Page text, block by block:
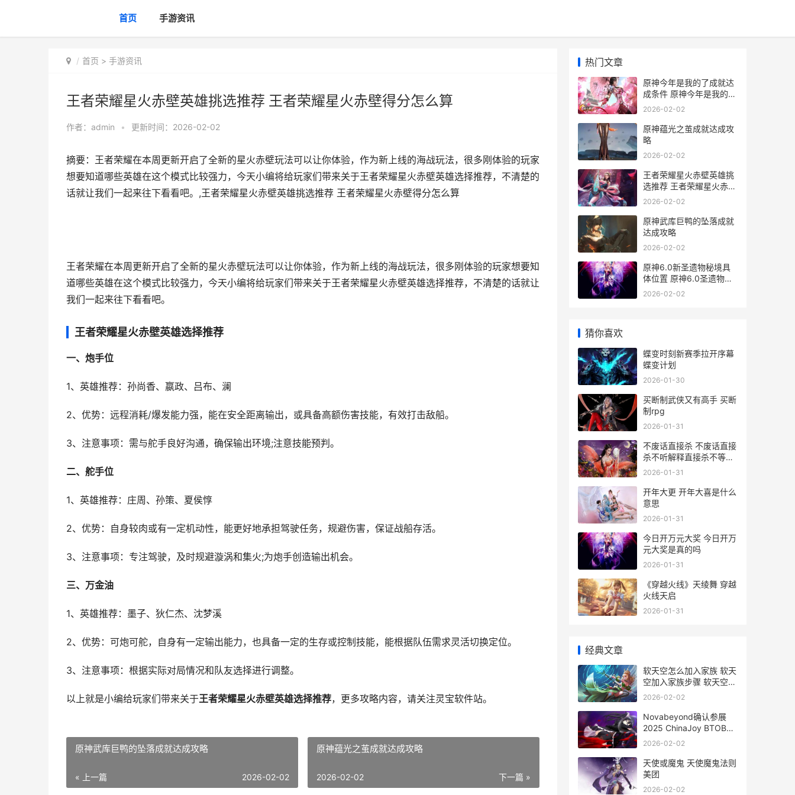
首页 手游资讯
首页 > 手游资讯
王者荣耀星火赤壁英雄挑选推荐 王者荣耀星火赤壁得分怎么算
作者： admin • 更新时间：2026-02-02
摘要：王者荣耀在本周更新开启了全新的星火赤壁玩法可以让你体验，作为新上线的海战玩法，很多刚体验的玩家
想要知道哪些英雄在这个模式比较强力，今天小编将给玩家们带来关于王者荣耀星火赤壁英雄选择推荐，不清楚的
话就让我们一起来往下看看吧。,王者荣耀星火赤壁英雄挑选推荐 王者荣耀星火赤壁得分怎么算
王者荣耀在本周更新开启了全新的星火赤壁玩法可以让你体验，作为新上线的海战玩法，很多刚体验的玩家想要知
道哪些英雄在这个模式比较强力，今天小编将给玩家们带来关于王者荣耀星火赤壁英雄选择推荐，不清楚的话就让
我们一起来往下看看吧。
王者荣耀星火赤壁英雄选择推荐
一、炮手位
1、英雄推荐：孙尚香、嬴政、吕布、澜
2、优势：远程消耗/爆发能力强，能在安全距离输出，或具备高额伤害技能，有效打击敌船。
3、注意事项：需与舵手良好沟通，确保输出环境;注意技能预判。
二、舵手位
1、英雄推荐：庄周、孙策、夏侯惇
2、优势：自身较肉或有一定机动性，能更好地承担驾驶任务，规避伤害，保证战船存活。
3、注意事项：专注驾驶，及时规避漩涡和集火;为炮手创造输出机会。
三、万金油
1、英雄推荐：墨子、狄仁杰、沈梦溪
2、优势：可炮可舵，自身有一定输出能力，也具备一定的生存或控制技能，能根据队伍需求灵活切换定位。
3、注意事项：根据实际对局情况和队友选择进行调整。
以上就是小编给玩家们带来关于王者荣耀星火赤壁英雄选择推荐，更多攻略内容，请关注灵宝软件站。
原神武库巨鸭的坠落成就达成攻略
« 上一篇 2026-02-02
原神蕴光之茧成就达成攻略
下一篇 »
2026-02-02
热门文章
原神今年是我的了成就达
成条件 原神今年是我的生
日吗
2026-02-02
原神蕴光之茧成就达成攻
略
2026-02-02
王者荣耀星火赤壁英雄挑
选推荐 王者荣耀星火赤壁
得分怎么算
2026-02-02
原神武库巨鸭的坠落成就
达成攻略
2026-02-02
原神6.0新圣遗物秘境具
体位置 原神6.0圣遗物狗
粮采集点
2026-02-02
猜你喜欢
蝶变时刻新赛季拉开序幕
蝶变计划
2026-01-30
买断制武侠又有高手 买断
制rpg
2026-01-31
不废话直接杀 不废话直接
杀不听解释直接杀不等说
话直接杀
2026-01-31
开年大更 开年大喜是什么
意思
2026-01-31
今日开万元大奖 今日开万
元大奖是真的吗
2026-01-31
《穿越火线》天绫舞 穿越
火线天启
2026-01-31
经典文章
软天空怎么加入家族 软天
空加入家族步骤 软天空怎
么登陆
2026-02-02
Novabeyond确认参展
2025 ChinaJoy BTOB
nova instance-action
2026-02-02
天使或魔鬼 天使魔鬼法则
美团
2026-02-02